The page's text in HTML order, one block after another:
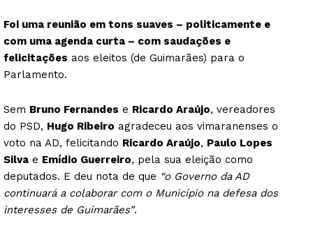
Foi uma reunião em tons suaves – politicamente e
com uma agenda curta – com saudações e
felicitações aos eleitos (de Guimarães) para o
Parlamento.
Sem Bruno Fernandes e Ricardo Araújo, vereadores
do PSD, Hugo Ribeiro agradeceu aos vimaranenses o
voto na AD, felicitando Ricardo Araújo, Paulo Lopes
Silva e Emídio Guerreiro, pela sua eleição como
deputados. E deu nota de que “o Governo da AD
continuará a colaborar com o Município na defesa dos
interesses de Guimarães”.